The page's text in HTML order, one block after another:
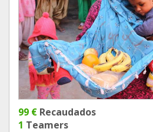
99 € Recaudados
1 Teamers